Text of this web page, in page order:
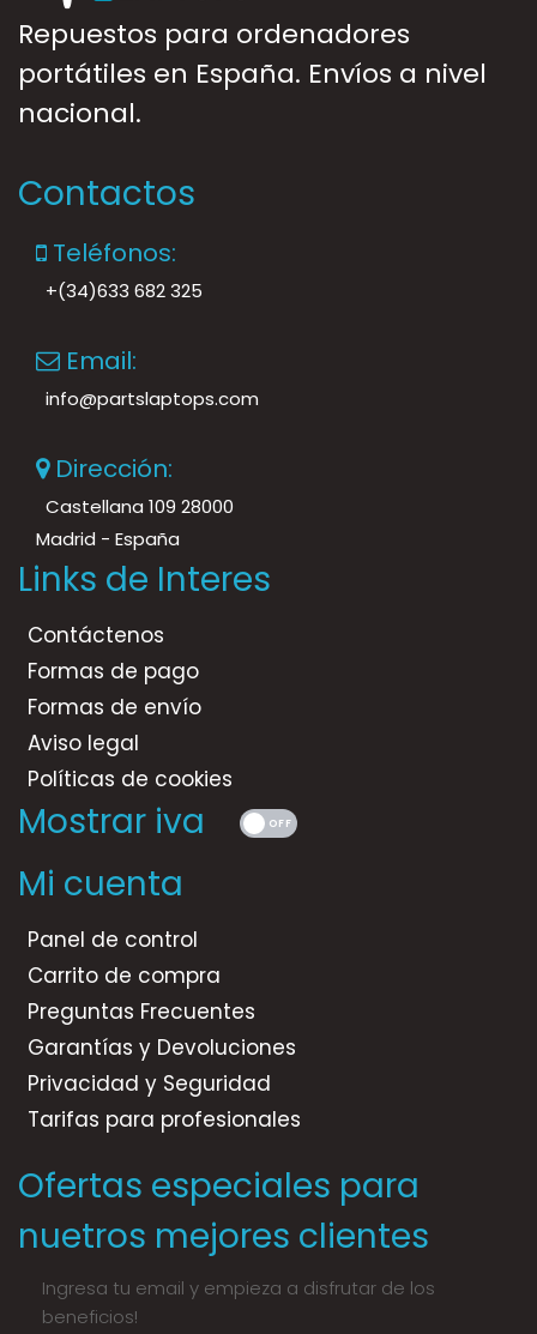
Repuestos para ordenadores
portátiles en España. Envíos a nivel
nacional.
Contactos
Teléfonos:
+(34)633 682 325
Email:
info@partslaptops.com
Dirección:
Castellana 109 28000
Madrid - España
Links de Interes
Contáctenos
Formas de pago
Formas de envío
Aviso legal
Políticas de cookies
Mostrar iva
Mi cuenta
Panel de control
Carrito de compra
Preguntas Frecuentes
Garantías y Devoluciones
Privacidad y Seguridad
Tarifas para profesionales
Ofertas especiales para
nuetros mejores clientes
Ingresa tu email y empieza a disfrutar de los
beneficios!